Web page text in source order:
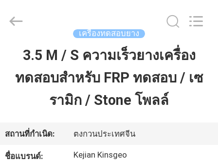
บ้าน
เกี่ยว
กับ
KEJIAN
INSTRUMENT
เครื่องทดสอบยาง
3.5 M / S ความเร็วยางเครื่อง
ทดสอบสำหรับ FRP ทดสอบ / เซ
รามิก / Stone โพลล์
สถานที่กำเนิด: ตงกวนประเทศจีน
ชื่อแบรนด์: Kejian Kinsgeo